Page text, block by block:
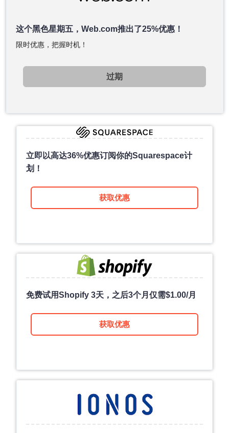
这个黑色星期五，Web.com推出了25%优惠！
限时优惠，把握时机！
过期
立即以高达36%优惠订阅你的Squarespace计
划！
获取优惠
免费试用Shopify 3天，之后3个月仅需$1.00/月
获取优惠